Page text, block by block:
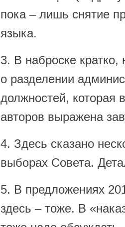
пока – лишь снятие
языка.
3. В наброске
о разделении
должностей, которая
авторов выражена
4. Здесь сказано
выборах Совета.
5. В предложениях
здесь – тоже. В